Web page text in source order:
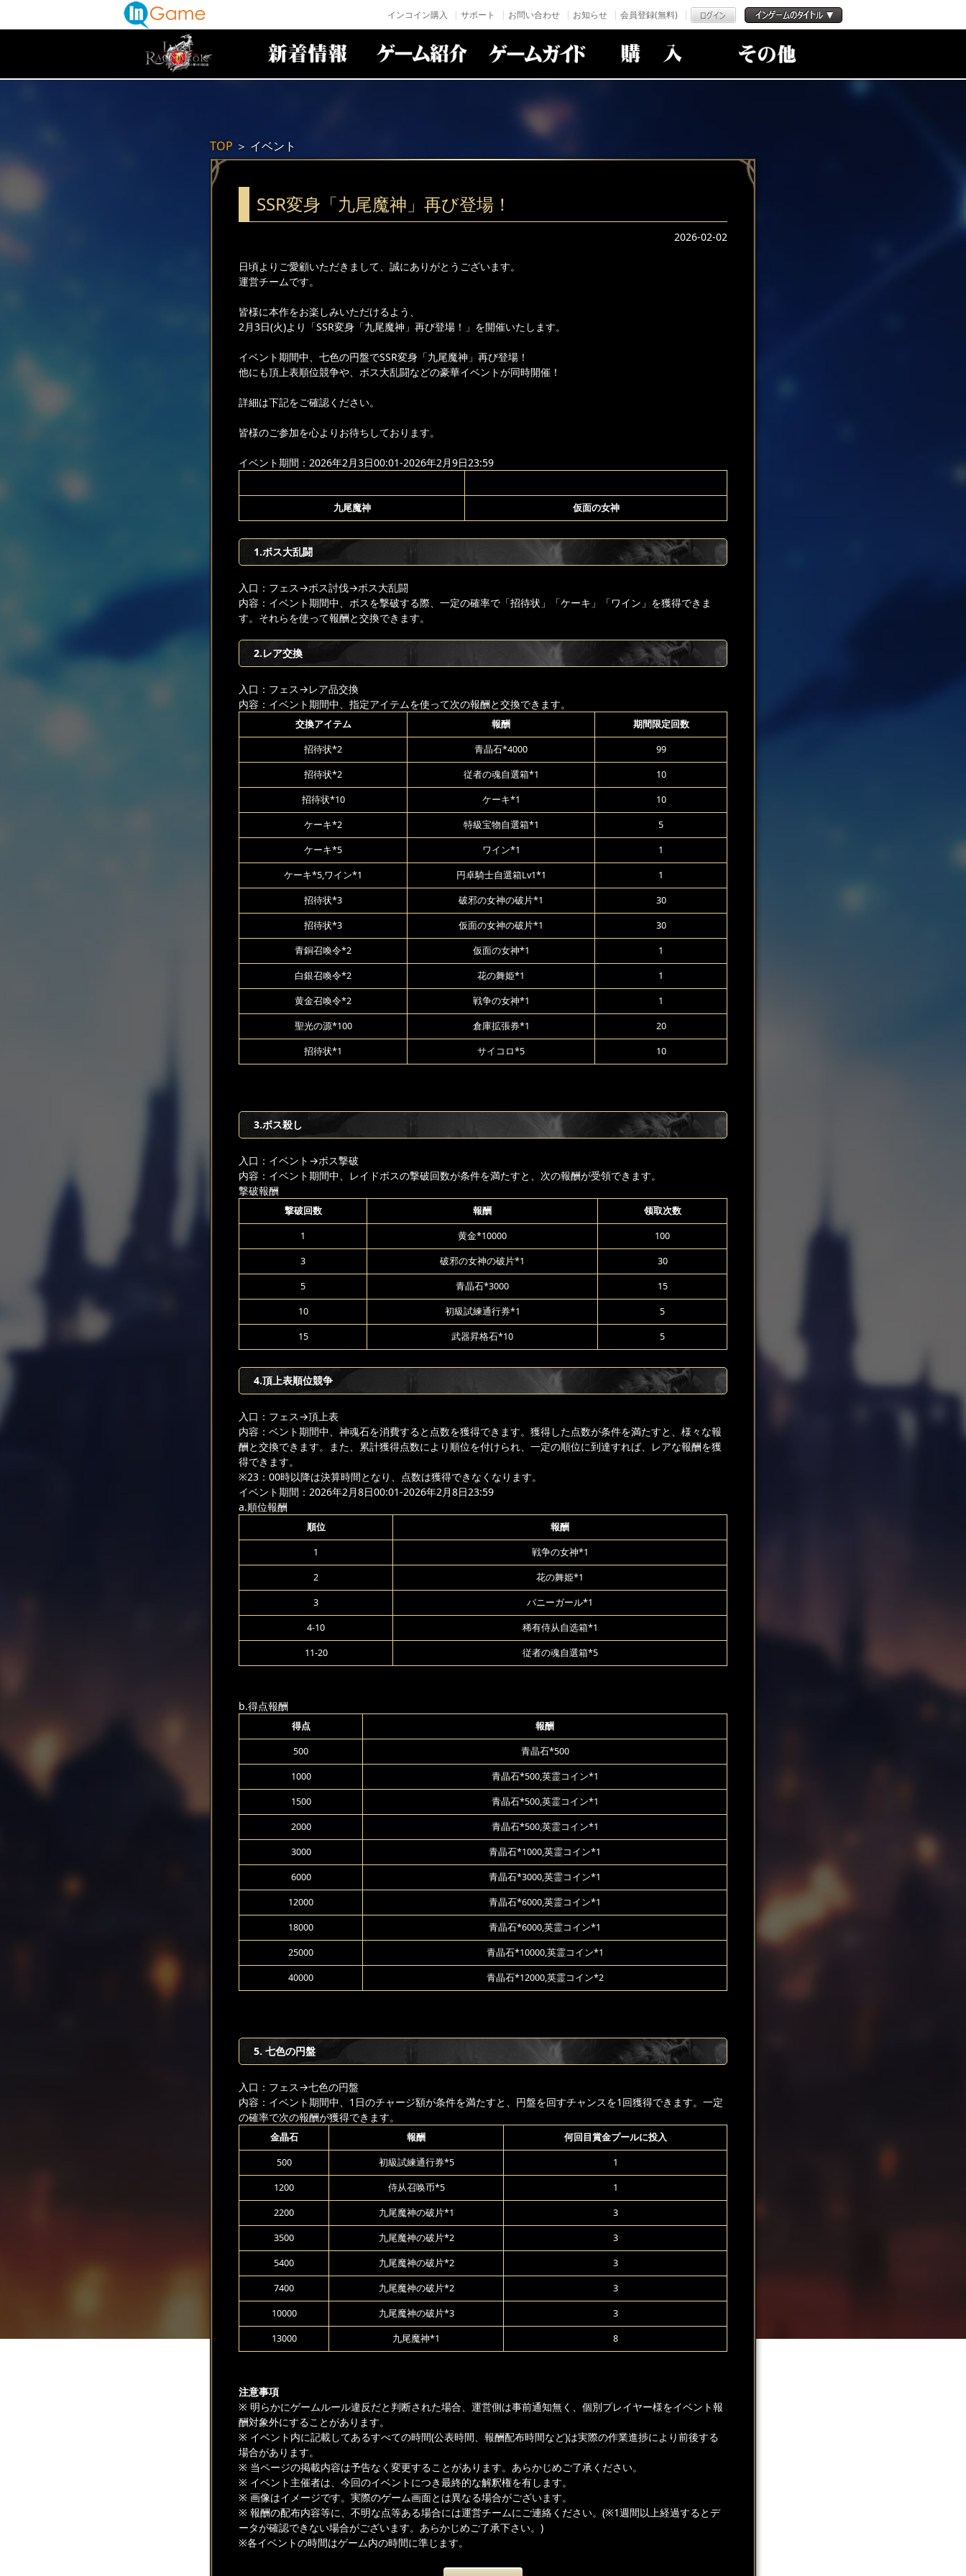
インコイン購入 サポート お問い合わせ お知らせ 会員登録(無料)
TOP ＞ イベント
SSR変身「九尾魔神」再び登場！
2026-02-02
日頃よりご愛顧いただきまして、誠にありがとうございます。
運営チームです。
皆様に本作をお楽しみいただけるよう、
2月3日(火)より「SSR変身「九尾魔神」再び登場！」を開催いたします。
イベント期間中、七色の円盤でSSR変身「九尾魔神」再び登場！
他にも頂上表順位競争や、ボス大乱闘などの豪華イベントが同時開催！
詳細は下記をご確認ください。
皆様のご参加を心よりお待ちしております。
イベント期間：2026年2月3日00:01-2026年2月9日23:59
九尾魔神 仮面の女神
1.ボス大乱闘
入口：フェス→ボス討伐→ボス大乱闘
内容：イベント期間中、ボスを撃破する際、一定の確率で「招待状」「ケーキ」「ワイン」を獲得できま
す。それらを使って報酬と交換できます。
2.レア交換
入口：フェス→レア品交換
内容：イベント期間中、指定アイテムを使って次の報酬と交換できます。
交換アイテム 報酬 期間限定回数
招待状*2 青晶石*4000 99
招待状*2 従者の魂自選箱*1 10
招待状*10 ケーキ*1 10
ケーキ*2 特級宝物自選箱*1 5
ケーキ*5 ワイン*1 1
ケーキ*5,ワイン*1 円卓騎士自選箱Lv1*1 1
招待状*3 破邪の女神の破片*1 30
招待状*3 仮面の女神の破片*1 30
青銅召喚令*2 仮面の女神*1 1
白銀召喚令*2 花の舞姫*1 1
黄金召喚令*2 戦争の女神*1 1
聖光の源*100 倉庫拡張券*1 20
招待状*1 サイコロ*5 10
3.ボス殺し
入口：イベント →ボス撃破
内容：イベント期間中、レイドボスの撃破回数が条件を満たすと、次の報酬が受領できます。
撃破報酬
撃破回数 報酬 领取次数
1 黄金*10000 100
3 破邪の女神の破片*1 30
5 青晶石*3000 15
10 初級試練通行券*1 5
15 武器昇格石*10 5
4.頂上表順位競争
入口：フェス→頂上表
内容：ベント期間中、神魂石を消費すると点数を獲得できます。獲得した点数が条件を満たすと、様々な報
酬と交換できます。また、累計獲得点数により順位を付けられ、一定の順位に到達すれば、レアな報酬を獲
得できます。
※23：00時以降は決算時間となり、点数は獲得できなくなります。
イベント期間：2026年2月8日00:01-2026年2月8日23:59
a.順位報酬
順位 報酬
1 戦争の女神*1
2 花の舞姫*1
3 バニーガール*1
4-10 稀有侍从自选箱*1
11-20 従者の魂自選箱*5
b.得点報酬
得点 報酬
500 青晶石*500
1000 青晶石*500,英霊コイン*1
1500 青晶石*500,英霊コイン*1
2000 青晶石*500,英霊コイン*1
3000 青晶石*1000,英霊コイン*1
6000 青晶石*3000,英霊コイン*1
12000 青晶石*6000,英霊コイン*1
18000 青晶石*6000,英霊コイン*1
25000 青晶石*10000,英霊コイン*1
40000 青晶石*12000,英霊コイン*2
5. 七色の円盤
入口：フェス→七色の円盤
内容：イベント期間中、1日のチャージ額が条件を満たすと、円盤を回すチャンスを1回獲得できます。一定
の確率で次の報酬が獲得できます。
金晶石 報酬 何回目賞金プールに投入
500 初級試練通行券*5 1
1200 侍从召唤币*5 1
2200 九尾魔神の破片*1 3
3500 九尾魔神の破片*2 3
5400 九尾魔神の破片*2 3
7400 九尾魔神の破片*2 3
10000 九尾魔神の破片*3 3
13000 九尾魔神*1 8
注意事項
※ 明らかにゲームルール違反だと判断された場合、運営側は事前通知無く、個別プレイヤー様をイベント報
酬対象外にすることがあります。
※ イベント内に記載してあるすべての時間(公表時間、報酬配布時間など)は実際の作業進捗により前後する
場合があります。
※ 当ページの掲載内容は予告なく変更することがあります。あらかじめご了承ください。
※ イベント主催者は、今回のイベントにつき最終的な解釈権を有します。
※ 画像はイメージです。実際のゲーム画面とは異なる場合がございます。
※ 報酬の配布内容等に、不明な点等ある場合には運営チームにご連絡ください。(※1週間以上経過するとデ
ータが確認できない場合がございます。あらかじめご了承下さい。)
※各イベントの時間はゲーム内の時間に準じます。